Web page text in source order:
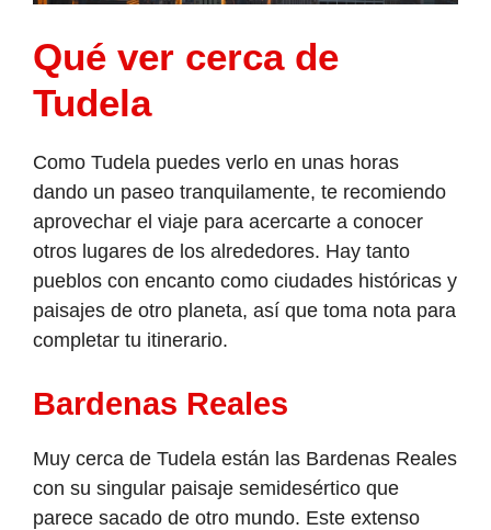
Qué ver cerca de
Tudela
Como Tudela puedes verlo en unas horas
dando un paseo tranquilamente, te recomiendo
aprovechar el viaje para acercarte a conocer
otros lugares de los alrededores. Hay tanto
pueblos con encanto como ciudades históricas y
paisajes de otro planeta, así que toma nota para
completar tu itinerario.
Bardenas Reales
Muy cerca de Tudela están las Bardenas Reales
con su singular paisaje semidesértico que
parece sacado de otro mundo. Este extenso